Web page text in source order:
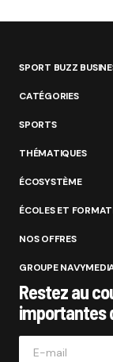
SPORT BUZZ
CATÉGORIES
SPORTS
THÉMATIQUES
ÉCOSYSTÈME
ÉCOLES ET
NOS OFFRES
GROUPE
Restez au
importantes